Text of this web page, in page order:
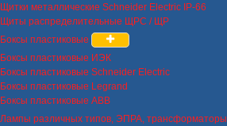
Щитки металлические Schneider Electric IP-66
Щиты распределительные ЩРС / ЩР
Боксы пластиковые
Боксы пластиковые ИЭК
Боксы пластиковые Schneider Electric
Боксы пластиковые Legrand
Боксы пластиковые ABB
Лампы различных типов, ЭПРА, трансформаторы